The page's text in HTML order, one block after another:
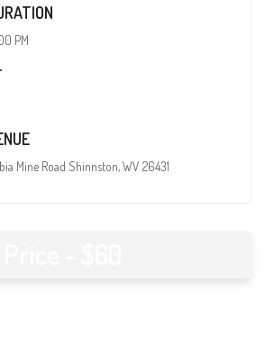
PM
Mine Road Shinnston, WV 26431